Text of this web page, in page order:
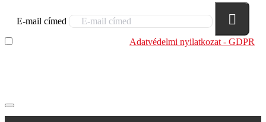
E-mail címed
Adatvédelmi nyilatkozat - GDPR